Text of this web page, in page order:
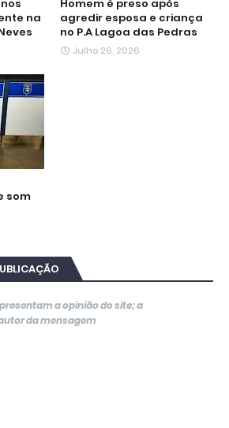
na
Homem é preso após
agredir esposa e criança
no P.A Lagoa das Pedras
Julho 26, 2026
som
a opinião do site; a
da mensagem